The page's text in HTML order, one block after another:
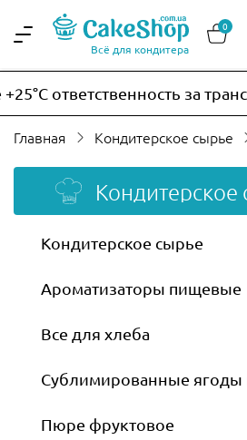
Всё для кондитера
0
ответственность за
Главная Кондитерское сырье
Кондитерское
Кондитерское сырье
Ароматизаторы пищевые
Все для хлеба
Сублимированные ягоды
Пюре фруктовое